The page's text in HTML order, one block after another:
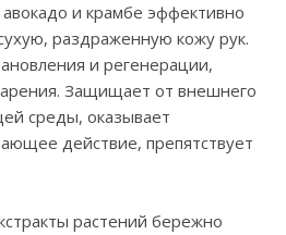
и крамбе эффективно
раздраженную кожу рук.
и регенерации,
Защищает от внешнего
среды, оказывает
действие, препятствует
растений бережно